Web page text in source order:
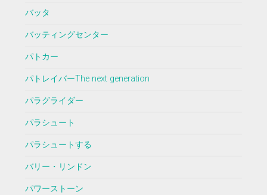
バッタ
バッティングセンター
パトカー
パトレイバーThe next generation
パラグライダー
パラシュート
パラシュートする
バリー・リンドン
パワーストーン